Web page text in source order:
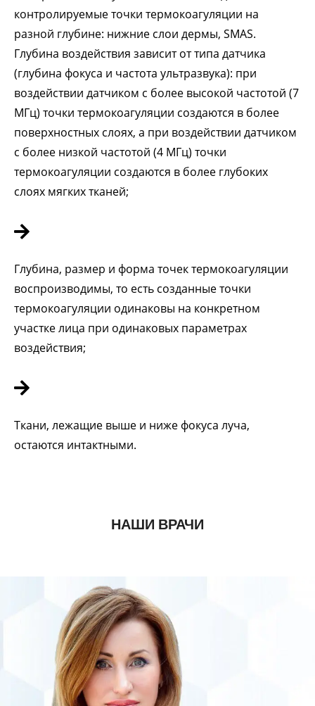
контролируемые точки термокоагуляции на
разной глубине: нижние слои дермы, SMAS.
Глубина воздействия зависит от типа датчика
(глубина фокуса и частота ультразвука): при
воздействии датчиком с более высокой частотой (7
МГц) точки термокоагуляции создаются в более
поверхностных слоях, а при воздействии датчиком
с более низкой частотой (4 МГц) точки
термокоагуляции создаются в более глубоких
слоях мягких тканей;
Глубина, размер и форма точек термокоагуляции
воспроизводимы, то есть созданные точки
термокоагуляции одинаковы на конкретном
участке лица при одинаковых параметрах
воздействия;
Ткани, лежащие выше и ниже фокуса луча,
остаются интактными.
НАШИ ВРАЧИ